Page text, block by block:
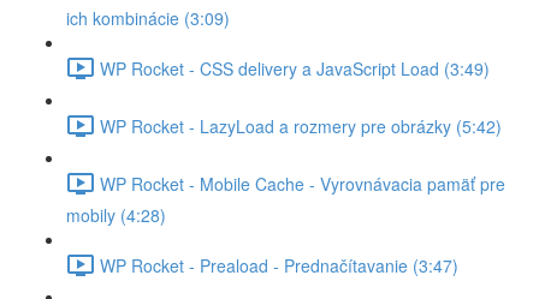
ich kombinácie (3:09)
WP Rocket - CSS delivery a JavaScript Load (3:49)
WP Rocket - LazyLoad a rozmery pre obrázky (5:42)
WP Rocket - Mobile Cache - Vyrovnávacia pamäť pre
mobily (4:28)
WP Rocket - Preaload - Prednačítavanie (3:47)